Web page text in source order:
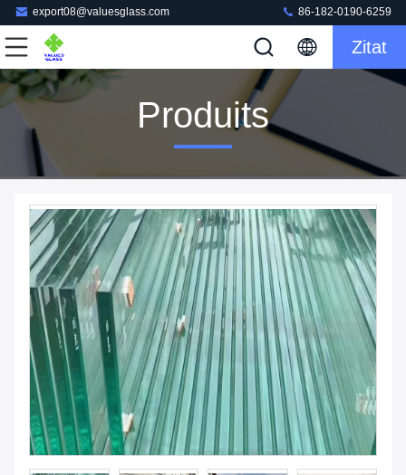
export08@valuesglass.com 86-182-0190-6259
Zitat
Produits